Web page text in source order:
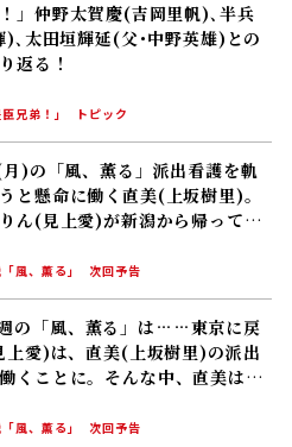
」仲野太賀――慶(吉岡里帆)､半兵
)､太田垣輝延(父･中野英雄)との
返る！
兄弟！」
トピック
)の「風、薫る」派出看護を軌
と懸命に働く直美(上坂樹里)。
ん(見上愛)が新潟から帰ってく
風、薫る」
次回予告
の「風、薫る」は……東京に戻
上愛)は、直美(上坂樹里)の派出
くことに。そんな中、直美は自
た無償の看護を始める
風、薫る」
次回予告